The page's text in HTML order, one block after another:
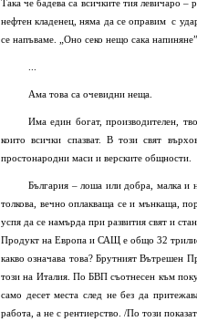
Така че бадева са всичките тия левичаро
нефтен кладенец, няма да се оправим с
се напъваме. „Оно секо нещо сака
Ама това са очевидни неща.
Има един богат, производителен,
които всички спазват. В този свят
простонародни маси и верските общности.
България – лоша или добра, малка и
толкова, вечно оплакваща се и мънкаща,
успя да се намърда при развития свят и
Продукт на Европа и САЩ е общо 32
какво означава това? Брутният Вътрешен
този на Италия. По БВП съотнесен към
само десет места след не без да
работа, а не с рентиерство. /По този